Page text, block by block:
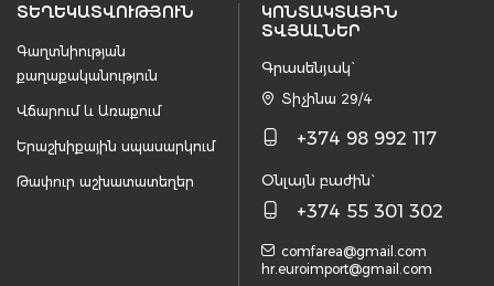
ՏԵՂԵԿԱՏՎՈՒԹՅՈՒՆ
Գաղտնիության
քաղաքականություն
Վճարում և Առաքում
Երաշխիքային սպասարկում
Թափուր աշխատատեղեր
ԿՈՆՏԱԿՏԱՅԻՆ
ՏՎՅԱԼՆԵՐ
Գրասենյակ`
Տիչինա 29/4
+374 98 992 117
Օնլայն բաժին`
+374 55 301 302
comfarea@gmail.com
hr.euroimport@gmail.com